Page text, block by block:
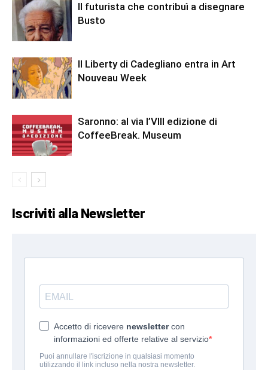
Il futurista che contribuì a disegnare
Busto
Il Liberty di Cadegliano entra in Art
Nouveau Week
Saronno: al via l’VIII edizione di
CoffeeBreak. Museum
Iscriviti alla Newsletter